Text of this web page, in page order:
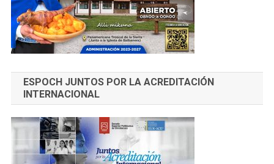
ESPOCH JUNTOS POR LA ACREDITACIÓN
INTERNACIONAL